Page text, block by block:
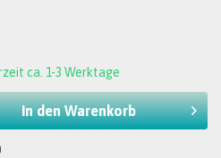
ca. 1-3 Werktage
In den Warenkorb